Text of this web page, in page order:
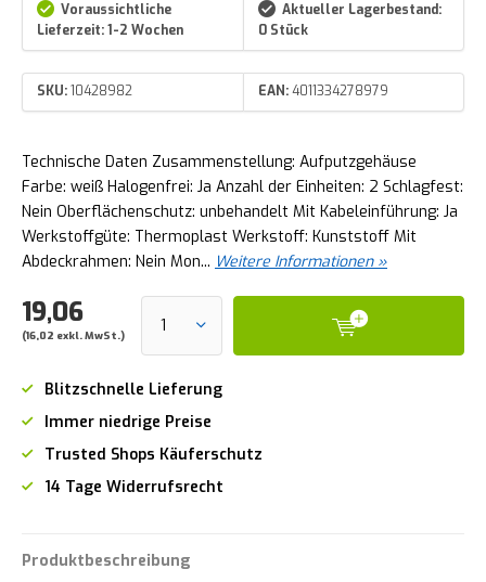
Voraussichtliche
Lieferzeit: 1-2 Wochen
Aktueller Lagerbestand:
0 Stück
SKU:10428982 EAN:4011334278979
Technische Daten Zusammenstellung: Aufputzgehäuse
Farbe: weiß Halogenfrei: Ja Anzahl der Einheiten: 2 Schlagfest:
Nein Oberflächenschutz: unbehandelt Mit Kabeleinführung: Ja
Werkstoffgüte: Thermoplast Werkstoff: Kunststoff Mit
Abdeckrahmen: Nein Mon... Weitere Informationen »
19,06
(16,02 exkl. MwSt.)
Blitzschnelle Lieferung
Immer niedrige Preise
Trusted Shops Käuferschutz
14 Tage Widerrufsrecht
Produktbeschreibung